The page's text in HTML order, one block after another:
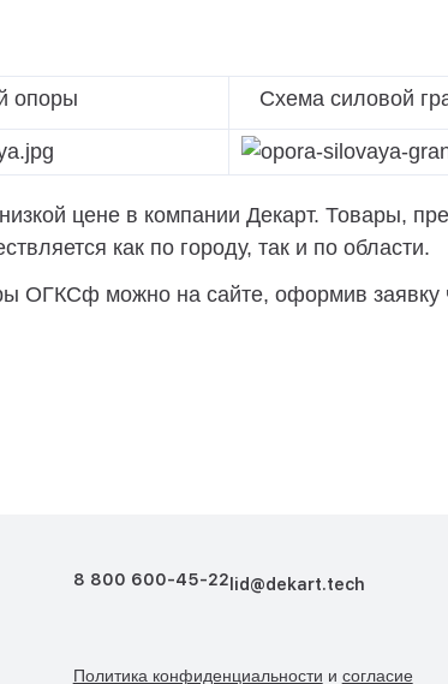
опоры Схема силовой
цене в компании Декарт. Товары,
как по городу, так и по области.
ОГКСф можно на сайте, оформив заявку
8 800 600-45-22 lid@dekart.tech
Политика конфиденциальности и согласие
Согласие